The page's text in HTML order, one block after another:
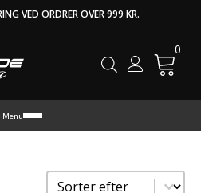
VED ORDRER OVER 999 KR.
0
Menu
Sorter
Sort content